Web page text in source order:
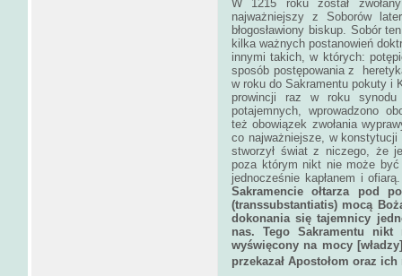
W 1215 roku został
najważniejszy z Soborów
błogosławiony biskup. Sobór
kilka ważnych postanowień
innymi takich, w których:
sposób postępowania z
w roku do Sakramentu pokuty i
prowincji raz w roku synodu
potajemnych, wprowadzono
też obowiązek zwołania
co najważniejsze, w
stworzył świat z niczego, że
poza którym nikt nie może
jednocześnie kapłanem i
Sakramencie ołtarza pod
(transsubstantiatis) mocą
dokonania się tajemnicy
nas. Tego Sakramentu nikt
wyświęcony na mocy
przekazał Apostołom oraz